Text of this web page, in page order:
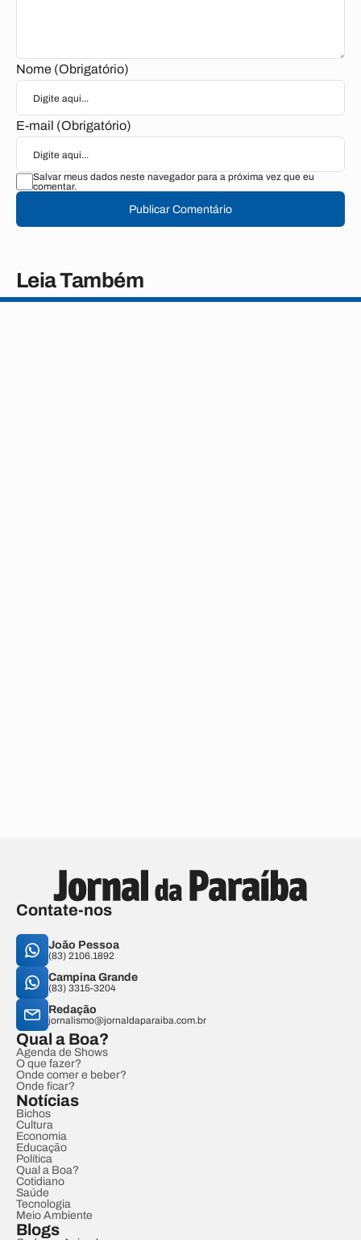
Nome (Obrigatório)
E-mail (Obrigatório)
Salvar meus dados neste navegador para a próxima vez que eu
comentar.
Publicar Comentário
Leia Também
Contate-nos
João Pessoa
(83) 2106.1892
Campina Grande
(83) 3315-3204
Redação
jornalismo@jornaldaparaiba.com.br
Qual a Boa?
Agenda de Shows
O que fazer?
Onde comer e beber?
Onde ficar?
Notícias
Bichos
Cultura
Economia
Educação
Política
Qual a Boa?
Cotidiano
Saúde
Tecnologia
Meio Ambiente
Blogs